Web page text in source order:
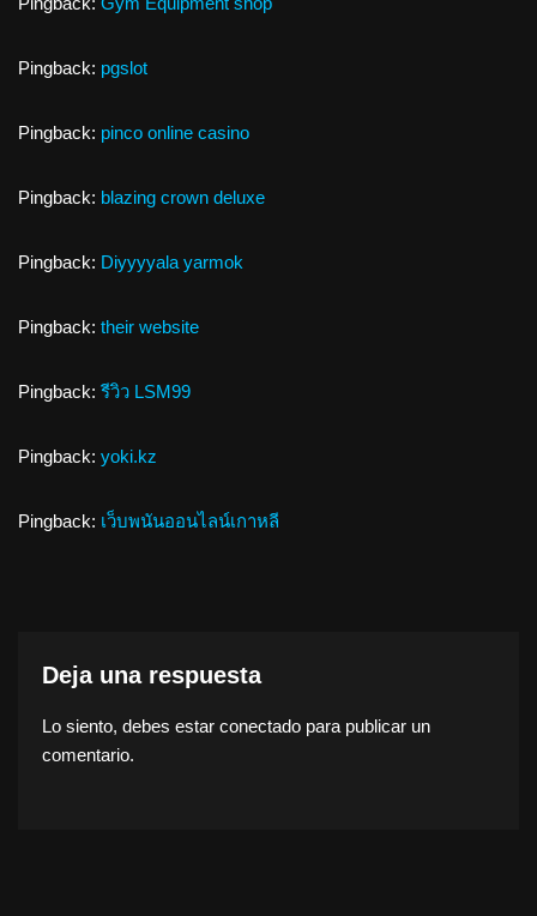
Pingback: pgslot
Pingback: pinco online casino
Pingback: blazing crown deluxe
Pingback: Diyyyyala yarmok
Pingback: their website
Pingback: รีวิว LSM99
Pingback: yoki.kz
Pingback: เว็บพนันออนไลน์เกาหลี
Deja una respuesta
Lo siento, debes estar conectado para publicar un
comentario.